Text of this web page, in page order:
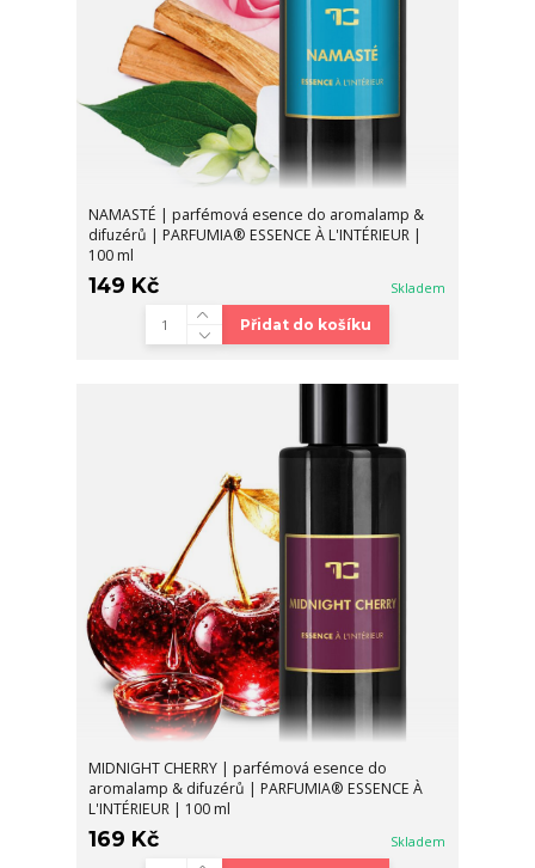
NAMASTÉ | parfémová esence do aromalamp &
difuzérů | PARFUMIA® ESSENCE À L'INTÉRIEUR |
100 ml
149 Kč Skladem
Přidat do košíku
MIDNIGHT CHERRY | parfémová esence do
aromalamp & difuzérů | PARFUMIA® ESSENCE À
L'INTÉRIEUR | 100 ml
169 Kč Skladem